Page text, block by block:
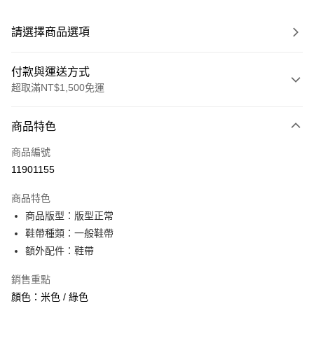
請選擇商品選項
付款與運送方式
超取滿NT$1,500免運
信用卡一次付款
信用卡分期付款
合作金庫商業銀行
華南商業銀行
上海商業儲蓄銀行
國泰世華商業銀行
匯豐（台灣）商業銀行
聯邦商業銀行
超商取貨付款
LINE Pay
街口支付
商品特色
商品編號
11901155
商品特色
商品版型：版型正常
鞋帶種類：一般鞋帶
額外配件：鞋帶
銷售重點
顏色：米色 / 綠色